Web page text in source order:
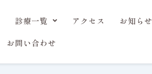
診療一覧 アクセス お知らせ
お問い合わせ